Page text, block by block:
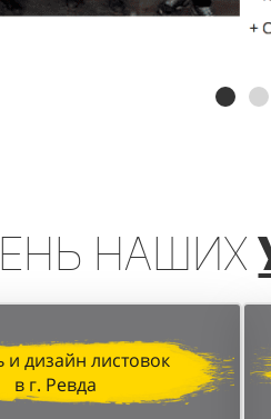
наших
и дизайн листовок
в г. Ревда